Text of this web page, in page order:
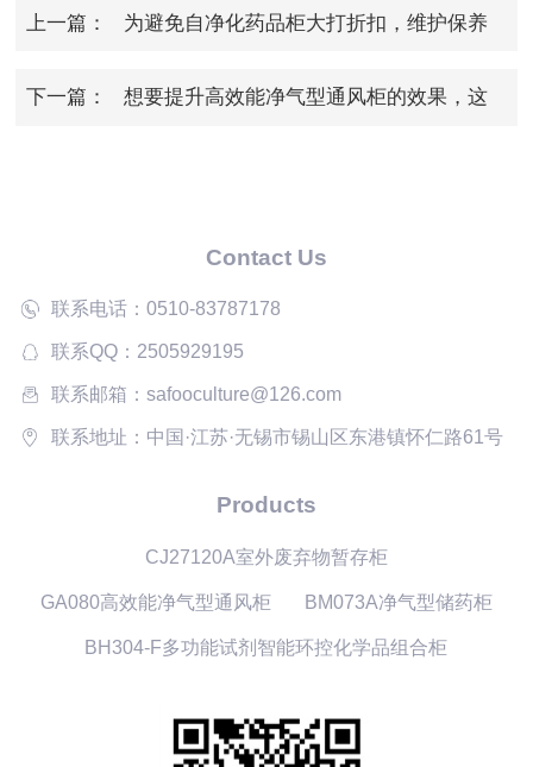
上一篇： 为避免自净化药品柜大打折扣，维护保养
下一篇： 想要提升高效能净气型通风柜的效果，这
Contact Us
联系电话：0510-83787178
联系QQ：2505929195
联系邮箱：safooculture@126.com
联系地址：中国·江苏·无锡市锡山区东港镇怀仁路61号
Products
CJ27120A室外废弃物暂存柜
GA080高效能净气型通风柜 BM073A净气型储药柜
BH304-F多功能试剂智能环控化学品组合柜